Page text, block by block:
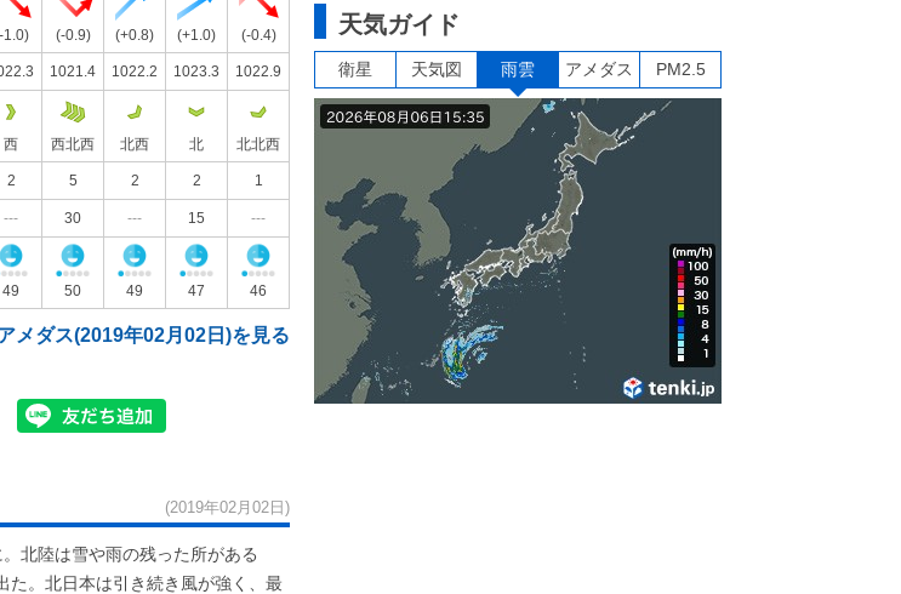
1.0) (-0.9) (+0.8) (+1.0) (-0.4)
1021.4 1022.2 1023.3 1022.9
西 西北西 北西 北 北北西
2 5 2 2 1
--- 30 --- 15 ---
49 50 49 47 46
メダス(2019年02月02日)を見る
(2019年02月02日)
北陸は雪や雨の残った所がある
た。北日本は引き続き風が強く、最
天気ガイド
衛星 天気図 雨雲 アメダス PM2.5